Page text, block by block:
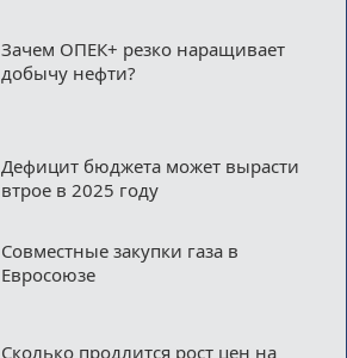
Зачем ОПЕК+ резко наращивает
добычу нефти?
Дефицит бюджета может вырасти
втрое в 2025 году
Совместные закупки газа в
Евросоюзе
Сколько продлится рост цен на